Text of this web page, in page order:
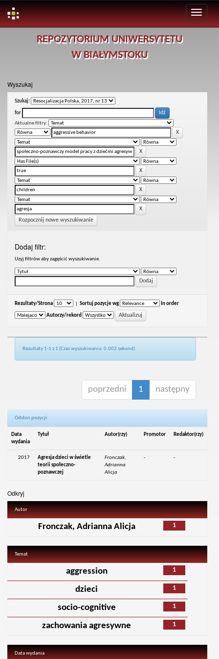
REPOZYTORIUM UNIWERSYTETU
W BIAŁYMSTOKU
Wyszukaj
Szukaj:
for
Aktualne filtry:
Rozpocznij nowe wyszukiwanie
Dodaj filtr:
Uzyj filtrów aby zagęścić wyszukiwanie.
Rezultaty/Strona Sortuj pozycje wg In order
Autorzy/rekord
Rezultaty 1-1 z 1 (Czas wyszukiwania: 0.002 sekund).
poprzedni 1 następny
Odsłon pozycji:
Data
wydania
Tytuł Autor(rzy) Promotor Redaktor(rzy)
2017
Agresja dzieci w świetle
teorii społeczno-
poznawczej
Fronczak,
Adrianna
Alicja
- -
Odkryj
Autor
1
Fronczak, Adrianna Alicja
Temat
1
aggression
1
dzieci
1
socio-cognitive
1
zachowania agresywne
Data wydania